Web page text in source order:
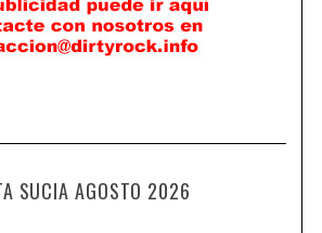
SUCIA AGOSTO 2026